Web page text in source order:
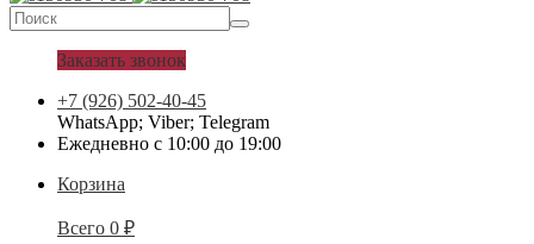
Заказать звонок
+7 (926) 502-40-45
WhatsApp; Viber; Telegram
Ежедневно с 10:00 до 19:00
Корзина
Всего 0 ₽